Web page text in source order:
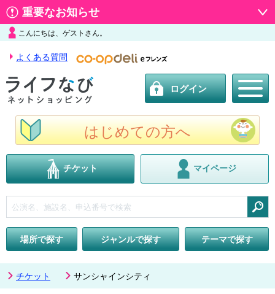
重要なお知らせ
こんにちは、ゲストさん。
よくある質問
ログイン
はじめての方へ
チケット マイページ
場所で探す
ジャンルで探す テーマで探す
チケット サンシャインシティ